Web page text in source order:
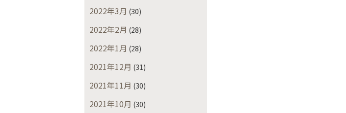
2022年3月 (30)
2022年2月 (28)
2022年1月 (28)
2021年12月 (31)
2021年11月 (30)
2021年10月 (30)